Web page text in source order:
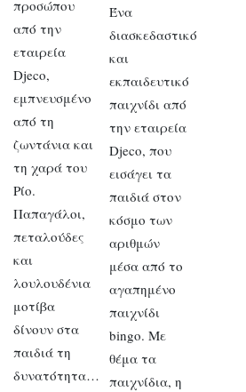
προσώπου
από την
εταιρεία
Djeco,
εμπνευσμένο
από τη
ζωντάνια και
τη χαρά του
Ρίο.
Παπαγάλοι,
πεταλούδες
και
λουλουδένια
μοτίβα
δίνουν στα
παιδιά τη
δυνατότητα…
Ένα
διασκεδαστικό
και
εκπαιδευτικό
παιχνίδι από
την εταιρεία
Djeco, που
εισάγει τα
παιδιά στον
κόσμο των
αριθμών
μέσα από το
αγαπημένο
παιχνίδι
bingo. Με
θέμα τα
παιχνίδια, η